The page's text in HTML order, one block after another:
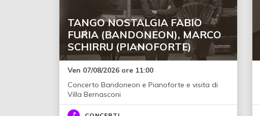
TANGO NOSTALGIA FABIO
FURIA (BANDONEON), MARCO
SCHIRRU (PIANOFORTE)
Ven 07/08/2026 ore 11:00
Concerto Bandoneon e Pianoforte e visita di
Villa Bernasconi